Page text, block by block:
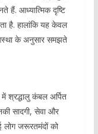
हैं. आध्यात्मिक दृष्टि
है. हालांकि यह केवल
के अनुसार समझते
श्रद्धालु कंबल अर्पित
सादगी, सेवा और
लोग जरूरतमंदों को